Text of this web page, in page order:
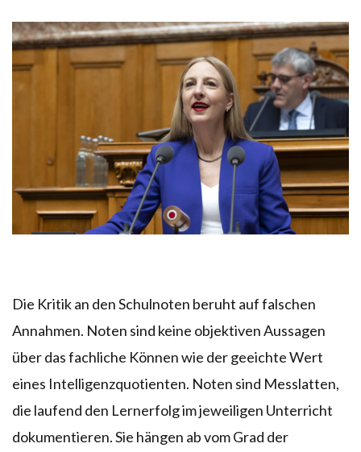
Die Kritik an den Schulnoten beruht auf falschen
Annahmen. Noten sind keine objektiven Aussagen
über das fachliche Können wie der geeichte Wert
eines Intelligenzquotienten. Noten sind Messlatten,
die laufend den Lernerfolg im jeweiligen Unterricht
dokumentieren. Sie hängen ab vom Grad der